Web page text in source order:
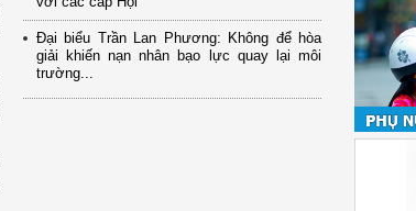
Đại biểu Trần Lan Phương: Không để hòa
giải khiến nạn nhân bạo lực quay lại môi
trường...